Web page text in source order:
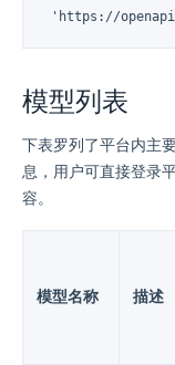
'https://
模型列表
下表罗列了平台内主
息，用户可直接登录
容。
模型名称 描述